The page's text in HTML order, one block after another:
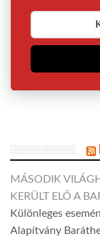
MÁSODIK
KERÜLT ELŐ A
Különleges
Alapítvány